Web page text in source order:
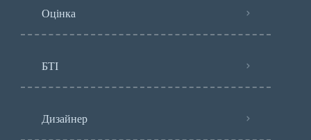
Оцінка
БТІ
Дизайнер